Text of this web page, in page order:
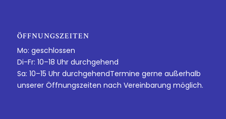
ÖFFNUNGSZEITEN
Mo: geschlossen
Di-Fr: 10–18 Uhr durchgehend
Sa: 10–15 Uhr durchgehendTermine gerne außerhalb
unserer Öffnungszeiten nach Vereinbarung möglich.